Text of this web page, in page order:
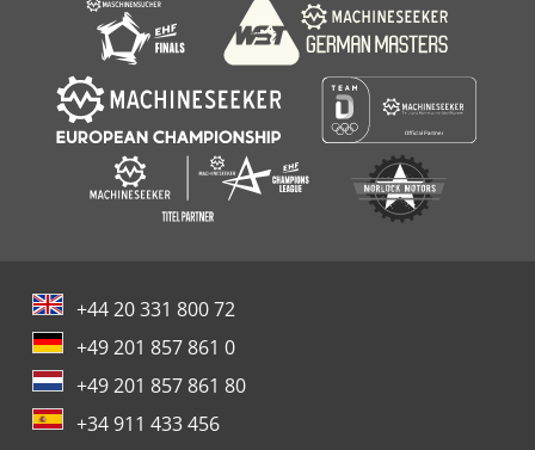
+44 20 331 800 72
+49 201 857 861 0
+49 201 857 861 80
+34 911 433 456